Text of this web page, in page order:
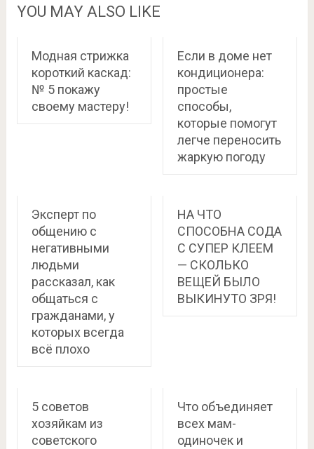
YOU MAY ALSO LIKE
Модная стрижка
короткий каскад:
№ 5 покажу
своему мастеру!
Если в доме нет
кондиционера:
простые
способы,
которые помогут
легче переносить
жаркую погоду
Эксперт по
общению с
негативными
людьми
рассказал, как
общаться с
гражданами, у
которых всегда
всё плохо
НА ЧТО
СПОСОБНА СОДА
С СУПЕР КЛЕЕМ
— СКОЛЬКО
ВЕЩЕЙ БЫЛО
ВЫКИНУТО ЗРЯ!
5 советов
хозяйкам из
советского
Что объединяет
всех мам-
одиночек и